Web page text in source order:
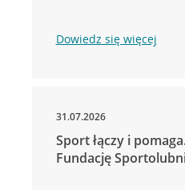
Dowiedz się więcej
31.07.2026
Sport łączy i
Fundację